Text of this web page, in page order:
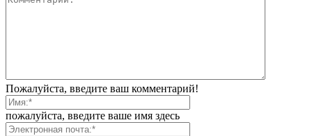
Пожалуйста, введите ваш комментарий!
пожалуйста, введите ваше имя здесь